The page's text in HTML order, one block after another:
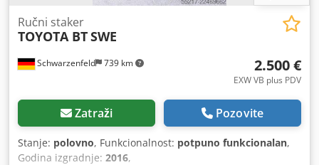
Schwarzenfeld 739 km
Ručni staker
TOYOTA BTSWE
2.500 €
EXW VB plus PDV
Zatraži Pozovite
Stanje: polovno, Funkcionalnost: potpuno funkcionalan,
Godina izgradnje: 2016,